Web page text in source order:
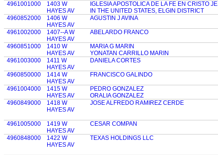
4961001000
1403 W
HAYES AV
IGLESIA APOSTOLICA DE LA FE EN CRISTO
IN THE UNITED STATES, ELGIN DISTRICT
4960852000
1406 W
HAYES AV
AGUSTIN J AVINA
4961002000
1407--A W
HAYES AV
ABELARDO FRANCO
4960851000
1410 W
HAYES AV
MARIA G MARIN
YONATAN CARRILLO MARIN
4961003000
1411 W
HAYES AV
DANIELA CORTES
4960850000
1414 W
HAYES AV
FRANCISCO GALINDO
4961004000
1415 W
HAYES AV
PEDRO GONZALEZ
ORALIA GONZALEZ
4960849000
1418 W
HAYES AV
JOSE ALFREDO RAMIREZ CERDE
4961005000
1419 W
HAYES AV
CESAR COMPAN
4960848000
1422 W
HAYES AV
TEXAS HOLDINGS LLC